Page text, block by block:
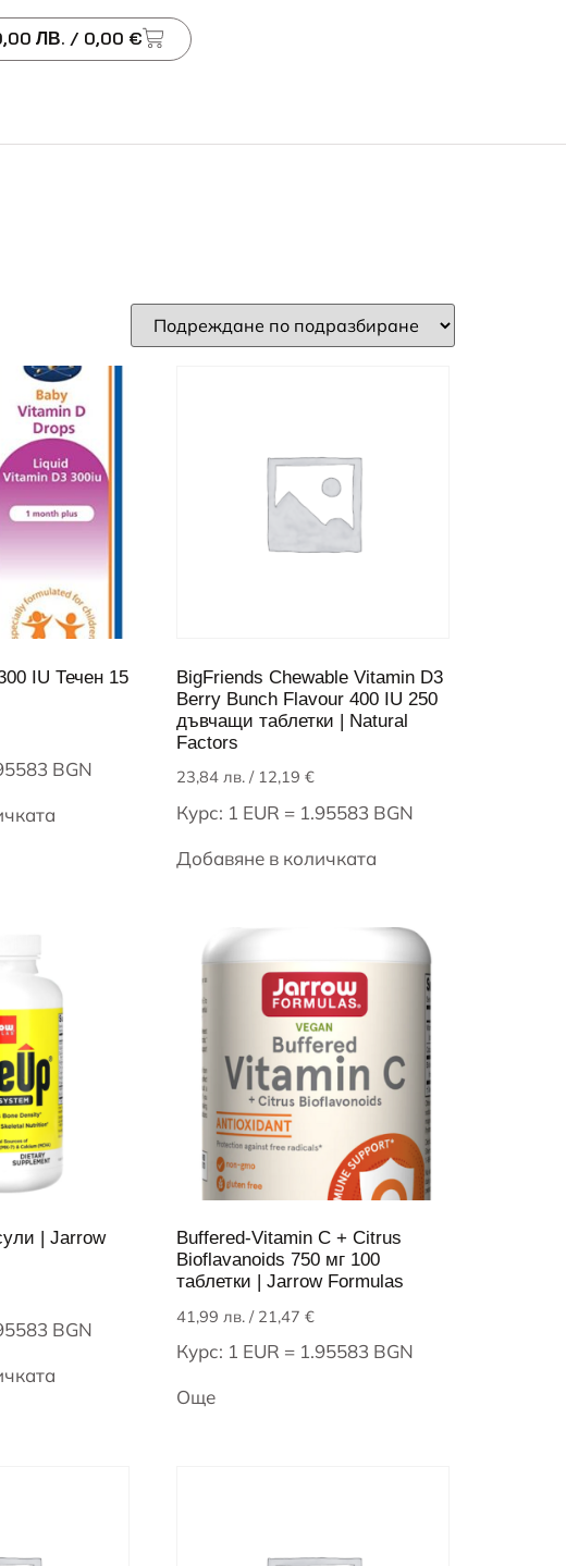
ЛВ. / 0,00 €
IU Течен 15
BGN
BigFriends Chewable Vitamin D3
Berry Bunch Flavour 400 IU 250
дъвчащи таблетки | Natural
Factors
23,84лв. / 12,19 €
Курс: 1 EUR = 1.95583 BGN
Добавяне в количката
| Jarrow
BGN
Buffered-Vitamin C + Citrus
Bioflavanoids 750 мг 100
таблетки | Jarrow Formulas
41,99лв. / 21,47 €
Курс: 1 EUR = 1.95583 BGN
Още